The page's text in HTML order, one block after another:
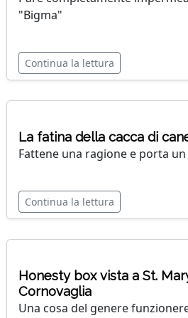
"Bigma"
Continua la lettura
La fatina della cacca di
Fattene una ragione e porta
Continua la lettura
Honesty box vista a St.
Cornovaglia
Una cosa del genere